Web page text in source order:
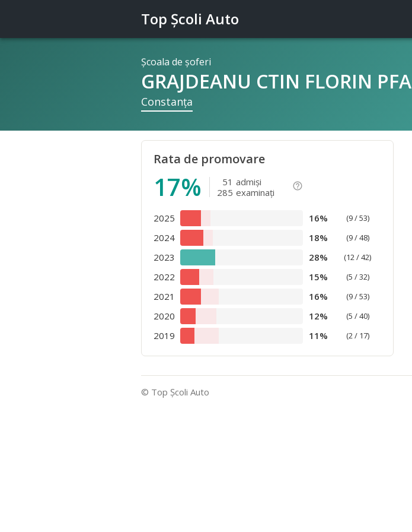
Top Şcoli Auto
Şcoala de şoferi
GRAJDEANU CTIN FLORIN PFA
Constanţa
Rata de promovare
17% 51 admişi
285 examinaţi
help_outline
2025 16% (9 / 53)
2024 18% (9 / 48)
2023 28% (12 / 42)
2022 15% (5 / 32)
2021 16% (9 / 53)
2020 12% (5 / 40)
2019 11% (2 / 17)
© Top Şcoli Auto